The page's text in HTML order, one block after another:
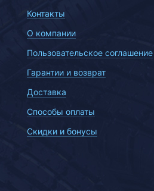
Контакты
О компании
Пользовательское соглашение
Гарантии и возврат
Доставка
Способы оплаты
Скидки и бонусы